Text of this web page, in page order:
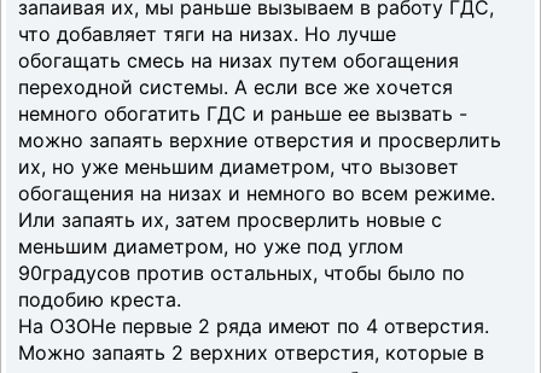
запаивая их, мы раньше вызываем в работу ГДС,
что добавляет тяги на низах. Но лучше
обогащать смесь на низах путем обогащения
переходной системы. А если все же хочется
немного обогатить ГДС и раньше ее вызвать -
можно запаять верхние отверстия и просверлить
их, но уже меньшим диаметром, что вызовет
обогащения на низах и немного во всем режиме.
Или запаять их, затем просверлить новые с
меньшим диаметром, но уже под углом
90градусов против остальных, чтобы было по
подобию креста.
На ОЗОНе первые 2 ряда имеют по 4 отверстия.
Можно запаять 2 верхних отверстия, которые в